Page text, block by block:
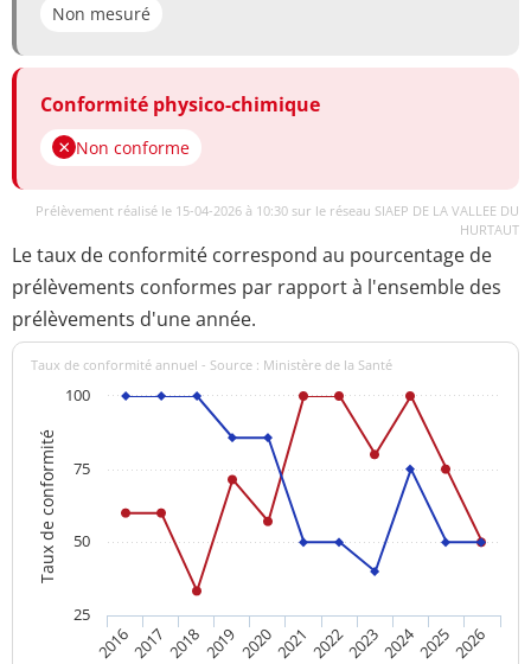
Non mesuré
Conformité physico-chimique
Non conforme
Prélèvement réalisé le 15-04-2026 à 10:30 sur le réseau SIAEP DE LA VALLEE DU
HURTAUT
Le taux de conformité correspond au pourcentage de
prélèvements conformes par rapport à l'ensemble des
prélèvements d'une année.
Taux de conformité
Taux de conformité annuel - Source : Ministère de la Santé
20162017 201820192020202120222023202420252026
25
50
75
100